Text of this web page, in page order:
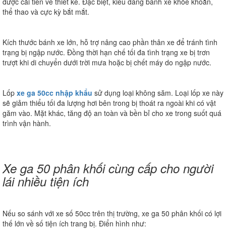
thể thao và cực kỳ bắt mắt.
Kích thước bánh xe lớn, hỗ trợ nâng cao phần thân xe để tránh tình
trạng bị ngập nước. Đồng thời hạn chế tối đa tình trạng xe bị trơn
trượt khi di chuyển dưới trời mưa hoặc bị chết máy do ngập nước.
Lốp xe ga 50cc nhập khẩu sử dụng loại không săm. Loại lốp xe này
sẽ giảm thiểu tối đa lượng hơi bên trong bị thoát ra ngoài khi có vật
găm vào. Mặt khác, tăng độ an toàn và bền bỉ cho xe trong suốt quá
trình vận hành.
Xe ga 50 phân khối cùng cấp cho người
lái nhiều tiện ích
Nếu so sánh với xe số 50cc trên thị trường, xe ga 50 phân khối có lợi
thế lớn về số tiện ích trang bị. Điển hình như: